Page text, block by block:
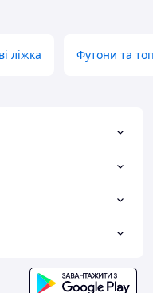
ліжка Футони та